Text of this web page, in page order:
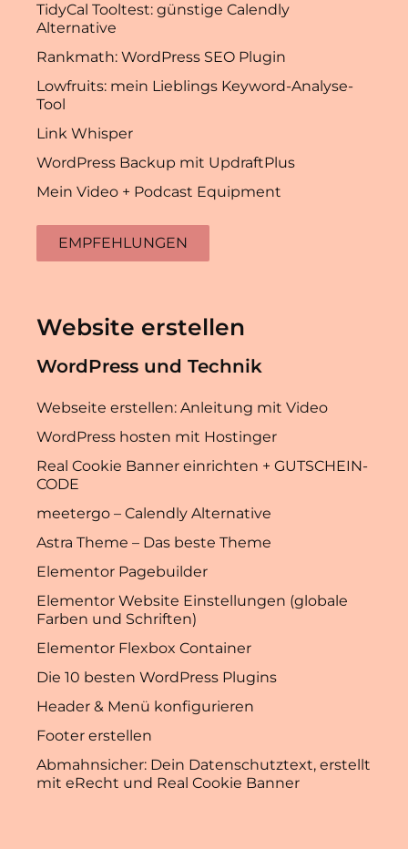
TidyCal Tooltest: günstige Calendly
Alternative
Rankmath: WordPress SEO Plugin
Lowfruits: mein Lieblings Keyword-Analyse-
Tool
Link Whisper
WordPress Backup mit UpdraftPlus
Mein Video + Podcast Equipment
EMPFEHLUNGEN
Website erstellen
WordPress und Technik
Webseite erstellen: Anleitung mit Video
WordPress hosten mit Hostinger
Real Cookie Banner einrichten + GUTSCHEIN-
CODE
meetergo – Calendly Alternative
Astra Theme – Das beste Theme
Elementor Pagebuilder
Elementor Website Einstellungen (globale
Farben und Schriften)
Elementor Flexbox Container
Die 10 besten WordPress Plugins
Header & Menü konfigurieren
Footer erstellen
Abmahnsicher: Dein Datenschutztext, erstellt
mit eRecht und Real Cookie Banner